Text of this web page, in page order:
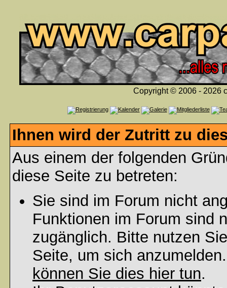
Copyright © 2006 - 2026
Ihnen wird der Zutritt zu
Aus einem der folgenden
diese Seite zu betreten:
Sie sind im Forum nicht
Funktionen im Forum sind
zugänglich. Bitte nutzen
Seite, um sich
können Sie dies hier tun.